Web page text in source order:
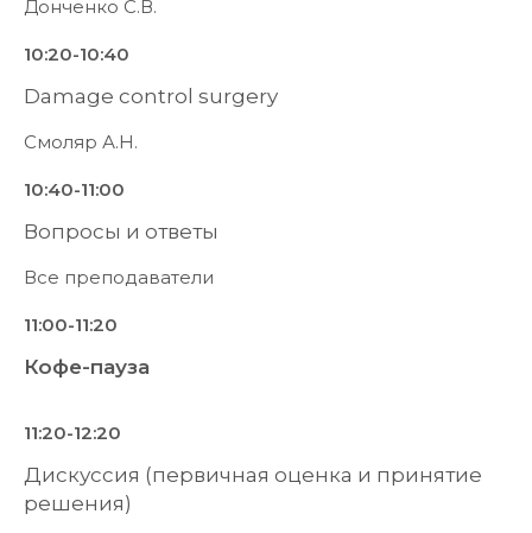
Донченко С.В.
10:20-10:40
Damage control surgery
Смоляр А.Н.
10:40-11:00
Вопросы и ответы
Все преподаватели
11:00-11:20
Кофе-пауза
11:20-12:20
Дискуссия (первичная оценка и принятие
решения)